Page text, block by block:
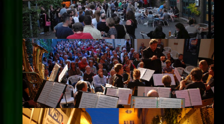
Wetter
Kinogutschein
Konzept
Archiv
Kontakt
Impressum
Datenschutz